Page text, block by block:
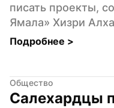
писать проекты,
Ямала» Хизри
Подробнее >
Общество
Салехардцы